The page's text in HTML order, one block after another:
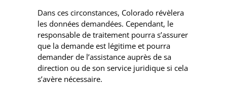
Dans ces circonstances, Colorado révèlera
les données demandées. Cependant, le
responsable de traitement pourra s’assurer
que la demande est légitime et pourra
demander de l’assistance auprès de sa
direction ou de son service juridique si cela
s’avère nécessaire.